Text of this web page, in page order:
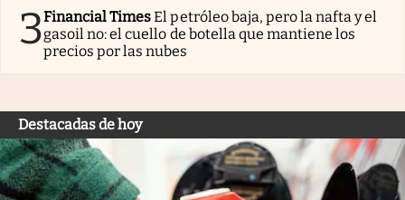
3Financial TimesEl petróleo baja, pero la nafta y el
gasoil no: el cuello de botella que mantiene los
precios por las nubes
Destacadas de hoy